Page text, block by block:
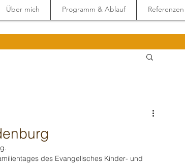
Über mich Programm & Ablauf Referenzen
des Evangelisches Kinder- und